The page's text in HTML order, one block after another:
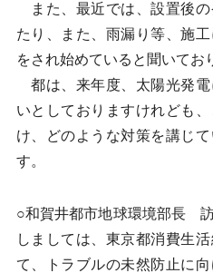
また、最近では、設置後の
たり、また、雨漏り等、施
をされ始めていると聞いてお
都は、来年度、太陽光発
いとしておりますけれども
け、どのような対策を講じ
す。
○和賀井都市地球環境部長
しましては、東京都消費生
て、トラブルの未然防止に